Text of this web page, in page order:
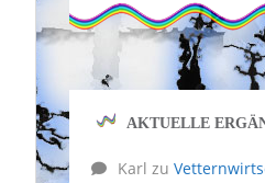
AKTUELLE
Karl zu